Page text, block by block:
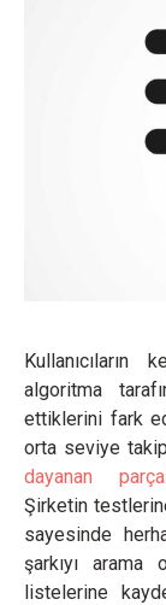
algoritma
ettiklerini fark
orta seviye
dayanan
Şirketin
sayesinde
şarkıyı arama
listelerine